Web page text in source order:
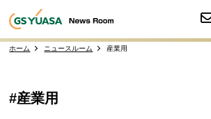
ホーム ニュースルーム 産業用
#産業用